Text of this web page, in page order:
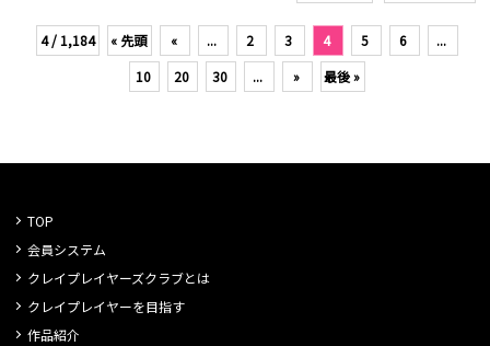
4 / 1,184 « 先頭 « ... 2 3 4 5 6
...
10
20 30 ... » 最後 »
TOP
会員システム
クレイプレイヤーズクラブとは
クレイプレイヤーを目指す
作品紹介